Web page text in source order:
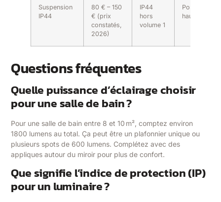
Suspension
IP44
80 € – 150
€ (prix
constatés,
2026)
IP44
hors
volume 1
Pose en
hauteur
Questions fréquentes
Quelle puissance d’éclairage choisir
pour une salle de bain ?
Pour une salle de bain entre 8 et 10 m², comptez environ
1800 lumens au total. Ça peut être un plafonnier unique ou
plusieurs spots de 600 lumens. Complétez avec des
appliques autour du miroir pour plus de confort.
Que signifie l’indice de protection (IP)
pour un luminaire ?